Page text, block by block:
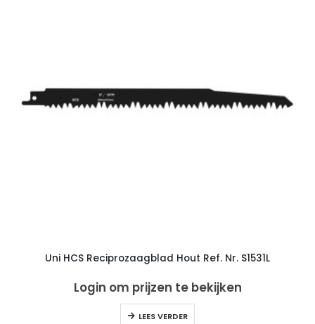
Uni HCS Reciprozaagblad Hout Ref. Nr. S1531L
Login om prijzen te bekijken
LEES VERDER